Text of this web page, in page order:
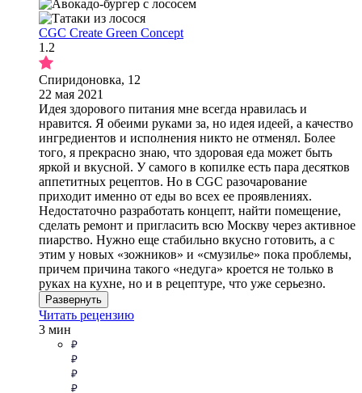
CGC Create Green Concept
1.2
Спиридоновка, 12
22 мая 2021
Идея здорового питания мне всегда нравилась и
нравится. Я обеими руками за, но идея идеей, а качество
ингредиентов и исполнения никто не отменял. Более
того, я прекрасно знаю, что здоровая еда может быть
яркой и вкусной. У самого в копилке есть пара десятков
аппетитных рецептов. Но в CGC разочарование
приходит именно от еды во всех ее проявлениях.
Недостаточно разработать концепт, найти помещение,
сделать ремонт и пригласить всю Москву через активное
пиарство. Нужно еще стабильно вкусно готовить, а с
этим у новых «зожников» и «смузилье» пока проблемы,
причем причина такого «недуга» кроется не только в
руках на кухне, но и в рецептуре, что уже серьезно.
Развернуть
Читать рецензию
3 мин